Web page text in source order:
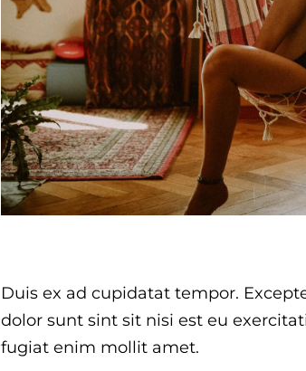
Duis ex ad cupidatat tempor.
dolor sunt sint sit nisi est eu
fugiat enim mollit amet.